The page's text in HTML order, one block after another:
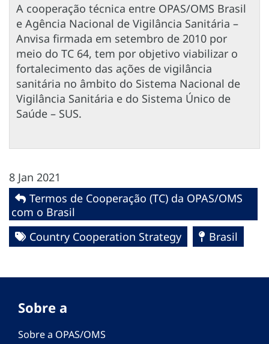
A cooperação técnica entre OPAS/OMS Brasil
e Agência Nacional de Vigilância Sanitária –
Anvisa firmada em setembro de 2010 por
meio do TC 64, tem por objetivo viabilizar o
fortalecimento das ações de vigilância
sanitária no âmbito do Sistema Nacional de
Vigilância Sanitária e do Sistema Único de
Saúde – SUS.
8 Jan 2021
Termos de Cooperação (TC) da OPAS/OMS
com o Brasil
Country Cooperation Strategy
Brasil
Sobre a
Sobre a OPAS/OMS